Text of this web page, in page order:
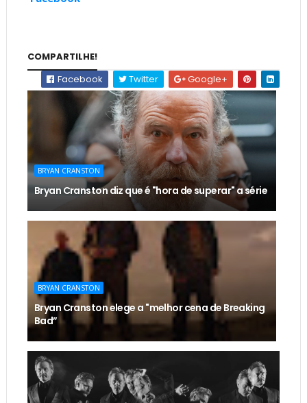
COMPARTILHE!
Facebook
Twitter Google+
BRYAN CRANSTON
Bryan Cranston diz que é "hora de superar" a série
BRYAN CRANSTON
Bryan Cranston elege a "melhor cena de Breaking
Bad”